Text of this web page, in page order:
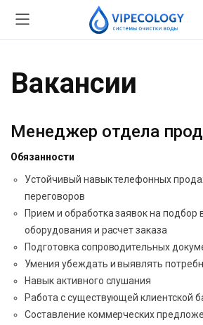
Вакансии
Менеджер отдела
Обязанности
Устойчивый навык телефонных
переговоров
Прием и обработка заявок на подбор
оборудования и расчет заказа
Подготовка сопроводительных
Умения убеждать и выявлять
Навык активного слушания
Работа с существующей клиентской
Составление коммерческих